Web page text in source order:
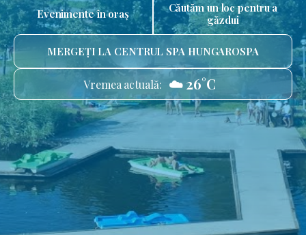
Evenimente în oraș
Căutăm un loc pentru a
găzdui
MERGEȚI LA CENTRUL SPA HUNGAROSPA
Vremea actuală: ☁️ 26°C